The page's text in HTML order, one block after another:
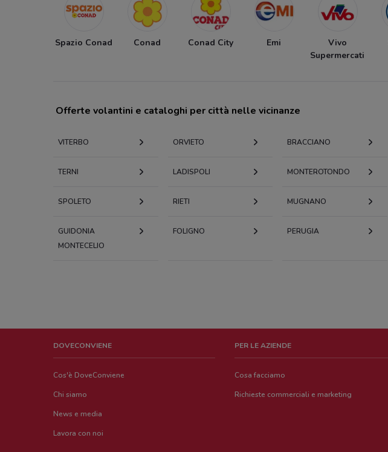
Spazio Conad Conad Conad City Emi
Vivo
Supermercati
Offerte volantini e cataloghi per città nelle vicinanze
VITERBO ORVIETO BRACCIANO
TERNI LADISPOLI MONTEROTONDO
SPOLETO RIETI MUGNANO
GUIDONIA
MONTECELIO
FOLIGNO PERUGIA
DOVECONVIENE
Cos'è DoveConviene
Chi siamo
News e media
Lavora con noi
PER LE AZIENDE
Cosa facciamo
Richieste commerciali e marketing